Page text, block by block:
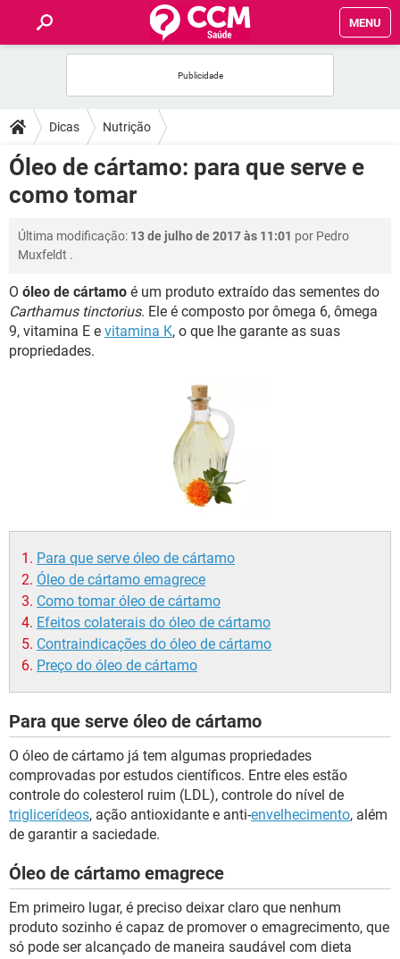
MENU
FÓRUM
SAÚDE
FAMÍLIA
NUTRIÇÃO
BEM-ESTAR
SEXUALIDADE
Dicas Nutrição
Óleo de cártamo: para que serve e
como tomar
Última modificação: 13 de julho de 2017 às 11:01 por Pedro
Muxfeldt .
O óleo de cártamo é um produto extraído das sementes do
Carthamus tinctorius. Ele é composto por ômega 6, ômega
9, vitamina E e vitamina K, o que lhe garante as suas
propriedades.
Para que serve óleo de cártamo
Óleo de cártamo emagrece
Como tomar óleo de cártamo
Efeitos colaterais do óleo de cártamo
Contraindicações do óleo de cártamo
Preço do óleo de cártamo
Para que serve óleo de cártamo
O óleo de cártamo já tem algumas propriedades
comprovadas por estudos científicos. Entre eles estão
controle do colesterol ruim (LDL), controle do nível de
triglicerídeos, ação antioxidante e anti-envelhecimento, além
de garantir a saciedade.
Óleo de cártamo emagrece
Em primeiro lugar, é preciso deixar claro que nenhum
produto sozinho é capaz de promover o emagrecimento, que
só pode ser alcançado de maneira saudável com dieta